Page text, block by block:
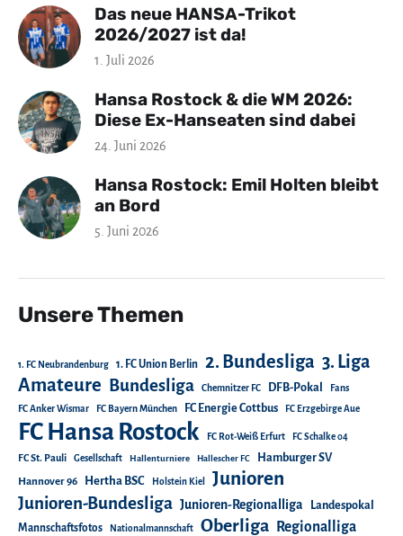
Das neue HANSA-Trikot
2026/2027 ist da!
1. Juli 2026
Hansa Rostock & die WM 2026:
Diese Ex-Hanseaten sind dabei
24. Juni 2026
Hansa Rostock: Emil Holten bleibt
an Bord
5. Juni 2026
Unsere Themen
1. FC Neubrandenburg 1. FC Union Berlin 2. Bundesliga 3. Liga
Amateure Bundesliga Chemnitzer FC DFB-Pokal Fans
FC Anker Wismar FC Bayern München FC Energie Cottbus FC Erzgebirge Aue
FC Hansa Rostock FC Rot-Weiß Erfurt FC Schalke 04
FC St. Pauli Gesellschaft Hallenturniere Hallescher FC Hamburger SV
Hannover 96 Hertha BSC Holstein Kiel Junioren
Junioren-Bundesliga Junioren-Regionalliga
Landespokal
Mannschaftsfotos
Nationalmannschaft Oberliga Regionalliga